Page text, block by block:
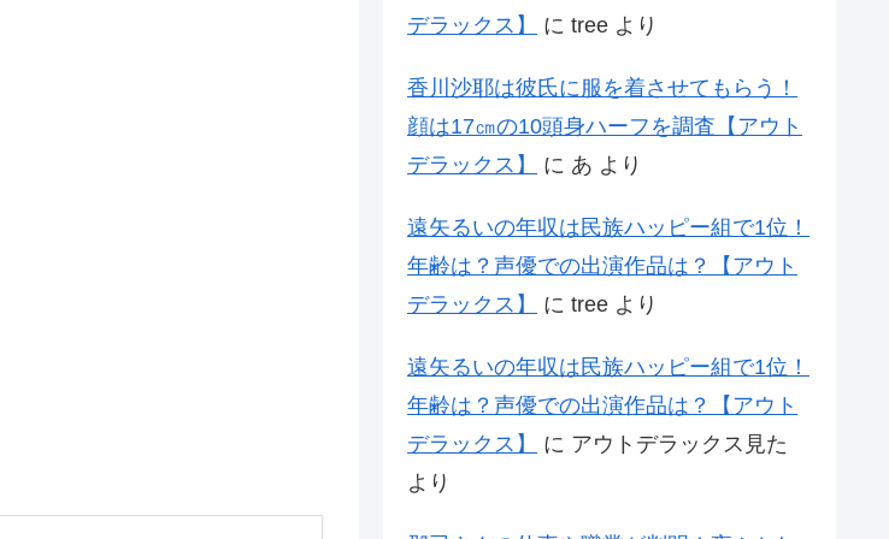
デラックス】 に tree より
香川沙耶は彼氏に服を着させてもらう！
顔は17㎝の10頭身ハーフを調査【アウト
デラックス】
に あ より
遠矢るいの年収は民族ハッピー組で1位！
年齢は？声優での出演作品は？【アウト
デラックス】
に tree より
遠矢るいの年収は民族ハッピー組で1位！
年齢は？声優での出演作品は？【アウト
デラックス】
に アウトデラックス見た
より